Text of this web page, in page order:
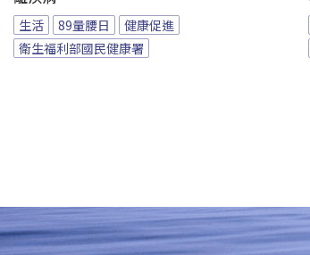
生活 89量腰日
健康促進
衛生福利部國民健康署